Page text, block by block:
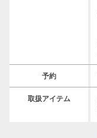
予約
取扱アイテム